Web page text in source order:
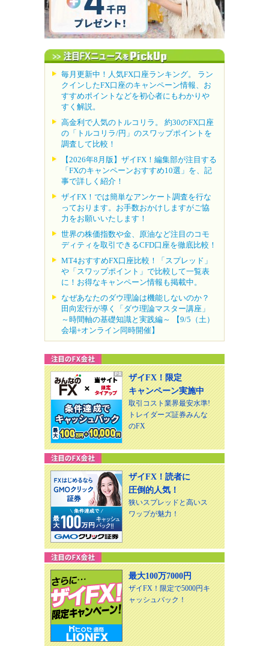
毎月更新中！人気FX口座ランキング。 ラン
クインしたFX口座のキャンペーン情報、お
すすめポイントなどを初心者にもわかりや
すく解説。
高金利で人気のトルコリラ。 約30のFX口座
の「トルコリラ/円」のスワップポイントを
調査して比較！
【2026年8月版】ザイFX！編集部が注目する
「FXのキャンペーンおすすめ10選」を、記
事で詳しく紹介！
ザイFX！では簡単なアンケート調査を行な
っております。お手数おかけしますがご協
力をお願いいたします！
世界の株価指数や金、原油など注目のコモ
ディティを取引できるCFD口座を徹底比較！
MT4おすすめFX口座比較！「スプレッド」
や「スワップポイント」で比較して一覧表
に！お得なキャンペーン情報も掲載中。
なぜあなたのダウ理論は機能しないのか？
田向宏行が導く「ダウ理論マスター講座」
～時間軸の基礎知識と実践編～ 【9/5（土）
会場+オンライン同時開催】
ザイFX！限定
キャンペーン実施中
取引コスト業界最安水準!
トレイダーズ証券みんな
のFX
ザイFX！読者に
圧倒的人気！
狭いスプレッドと高いス
ワップが魅力！
最大100万7000円
ザイFX！限定で5000円キ
ャッシュバック！